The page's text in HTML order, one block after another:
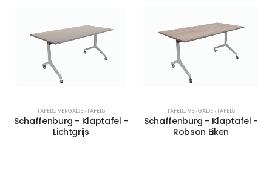
TAFELS,VERGADERTAFELS
Schaffenburg - Klaptafel -
Lichtgrijs
TAFELS,VERGADERTAFELS
Schaffenburg - Klaptafel -
Robson Eiken